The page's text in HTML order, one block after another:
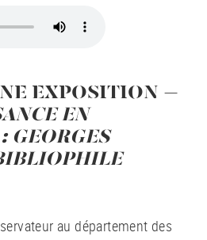
EXPOSITION –
EN
GEORGES
au département des